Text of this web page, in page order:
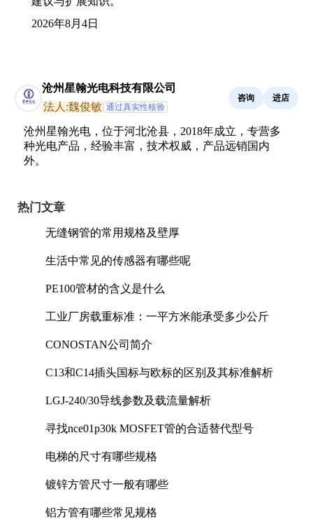
2026年8月4日
沧州星翰光电科技有限公司
法人:魏俊敏 通过真实性核验
咨询 进店
沧州星翰光电，位于河北沧县，2018年成立，专营多
种光电产品，经验丰富，技术权威，产品远销国内
外。
热门文章
无缝钢管的常用规格及壁厚
生活中常见的传感器有哪些呢
PE100管材的含义是什么
工业厂房载重标准：一平方米能承受多少公斤
CONOSTAN公司简介
C13和C14插头国标与欧标的区别及其标准解析
LGJ-240/30导线参数及载流量解析
寻找nce01p30k MOSFET管的合适替代型号
电梯的尺寸有哪些规格
镀锌方管尺寸一般有哪些
铝方管有哪些常见规格